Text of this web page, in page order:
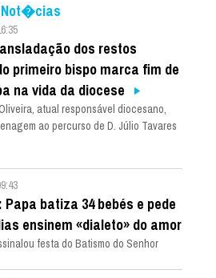
dos restos
primeiro bispo marca fim de
na vida da diocese
atual responsável diocesano,
ao percurso de D. Júlio Tavares
batiza 34 bebés e pede
ensinem «dialeto» do amor
festa do Batismo do Senhor